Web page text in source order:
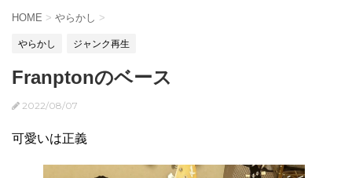
HOME > やらかし >
やらかし ジャンク再生
Franptonのベース
2022/08/07
可愛いは正義